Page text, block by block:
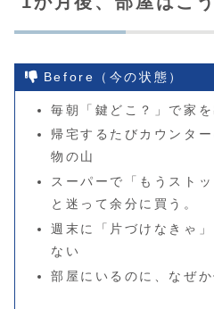
Before（今の状態）
毎朝「鍵どこ？」で家
帰宅するたびカウンタ
物の山
スーパーで「もうスト
と迷って余分に買う。
週末に「片づけなきゃ
ない
部屋にいるのに、なぜ